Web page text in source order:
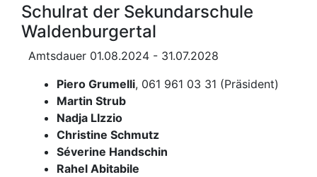
Schulrat der Sekundarschule
Waldenburgertal
Amtsdauer 01.08.2024 - 31.07.2028
Piero Grumelli, 061 961 03 31 (Präsident)
Martin Strub
Nadja LIzzio
Christine Schmutz
Séverine Handschin
Rahel Abitabile